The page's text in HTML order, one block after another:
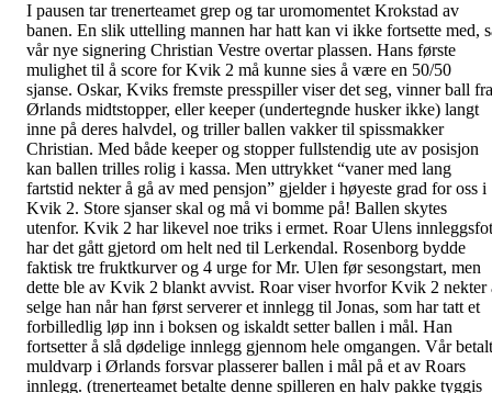
I pausen tar trenerteamet grep og tar uromomentet Krokstad av
banen. En slik uttelling mannen har hatt kan vi ikke fortsette med,
vår nye signering Christian Vestre overtar plassen. Hans første
mulighet til å score for Kvik 2 må kunne sies å være en 50/50
sjanse. Oskar, Kviks fremste presspiller viser det seg, vinner ball fra
Ørlands midtstopper, eller keeper (undertegnde husker ikke) langt
inne på deres halvdel, og triller ballen vakker til spissmakker
Christian. Med både keeper og stopper fullstendig ute av posisjon
kan ballen trilles rolig i kassa. Men uttrykket “vaner med lang
fartstid nekter å gå av med pensjon” gjelder i høyeste grad for oss i
Kvik 2. Store sjanser skal og må vi bomme på! Ballen skytes
utenfor. Kvik 2 har likevel noe triks i ermet. Roar Ulens innleggsfot
har det gått gjetord om helt ned til Lerkendal. Rosenborg bydde
faktisk tre fruktkurver og 4 urge for Mr. Ulen før sesongstart, men
dette ble av Kvik 2 blankt avvist. Roar viser hvorfor Kvik 2 nekter
selge han når han først serverer et innlegg til Jonas, som har tatt et
forbilledlig løp inn i boksen og iskaldt setter ballen i mål. Han
fortsetter å slå dødelige innlegg gjennom hele omgangen. Vår
muldvarp i Ørlands forsvar plasserer ballen i mål på et av Roars
innlegg. (trenerteamet betalte denne spilleren en halv pakke tyggis